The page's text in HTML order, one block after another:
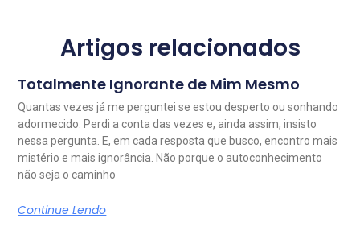
Artigos relacionados
Totalmente Ignorante de Mim Mesmo
Quantas vezes já me perguntei se estou desperto ou sonhando
adormecido. Perdi a conta das vezes e, ainda assim, insisto
nessa pergunta. E, em cada resposta que busco, encontro mais
mistério e mais ignorância. Não porque o autoconhecimento
não seja o caminho
Continue Lendo